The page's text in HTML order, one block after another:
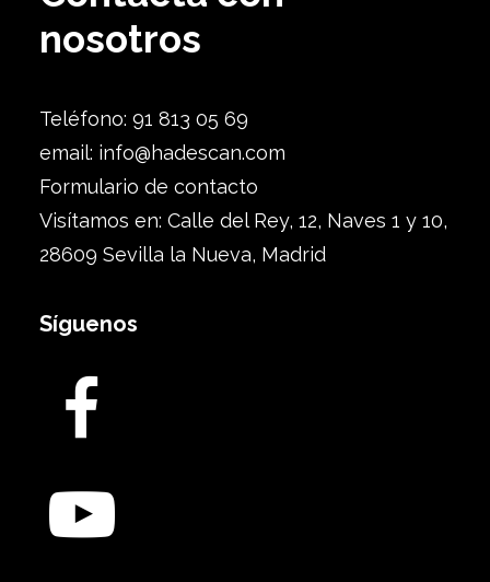
nosotros
Teléfono: 91 813 05 69
email: info@hadescan.com
Formulario de contacto
Visítamos en: Calle del Rey, 12, Naves 1 y 10,
28609 Sevilla la Nueva, Madrid
Síguenos